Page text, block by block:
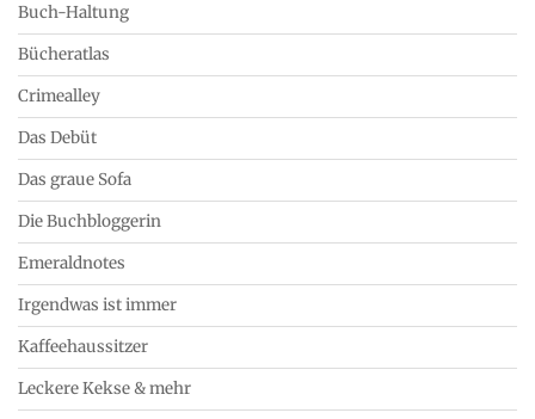
Buch-Haltung
Bücheratlas
Crimealley
Das Debüt
Das graue Sofa
Die Buchbloggerin
Emeraldnotes
Irgendwas ist immer
Kaffeehaussitzer
Leckere Kekse & mehr